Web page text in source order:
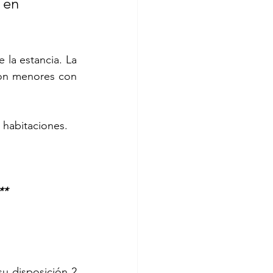
la estancia. La
menores con